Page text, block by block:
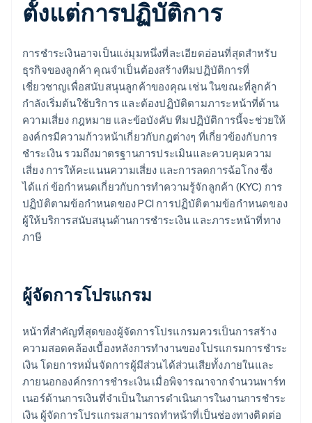
ตั้งแต่การปฏิบัติการ
การชำระเงินอาจเป็นแง่มุมหนึ่งที่ละเอียดอ่อนที่สุดสำหรับ
ธุรกิจของลูกค้า คุณจำเป็นต้องสร้างทีมปฏิบัติการที่
เชี่ยวชาญเพื่อสนับสนุนลูกค้าของคุณ เช่น ในขณะที่ลูกค้า
กำลังเริ่มต้นใช้บริการ และต้องปฏิบัติตามภาระหน้าที่ด้าน
ความเสี่ยง กฎหมาย และข้อบังคับ ทีมปฏิบัติการนี้จะช่วยให้
องค์กรมีความก้าวหน้าเกี่ยวกับกฎต่างๆ ที่เกี่ยวข้องกับการ
ชำระเงิน รวมถึงมาตรฐานการประเมินและควบคุมความ
เสี่ยง การให้คะแนนความเสี่ยง และการลดการฉ้อโกง ซึ่ง
ได้แก่ ข้อกำหนดเกี่ยวกับการทำความรู้จักลูกค้า (KYC) การ
ปฏิบัติตามข้อกำหนดของ PCI การปฏิบัติตามข้อกำหนดของ
ผู้ให้บริการสนับสนุนด้านการชำระเงิน และภาระหน้าที่ทาง
ภาษี
ผู้จัดการโปรแกรม
หน้าที่สำคัญที่สุดของผู้จัดการโปรแกรมควรเป็นการสร้าง
ความสอดคล้องเบื้องหลังการทำงานของโปรแกรมการชำระ
เงิน โดยการหมั่นจัดการผู้มีส่วนได้ส่วนเสียทั้งภายในและ
ภายนอกองค์กรการชำระเงิน เมื่อพิจารณาจากจำนวนพาร์ท
เนอร์ด้านการเงินที่จำเป็นในการดำเนินการในงานการชำระ
เงิน ผู้จัดการโปรแกรมสามารถทำหน้าที่เป็นช่องทางติดต่อ